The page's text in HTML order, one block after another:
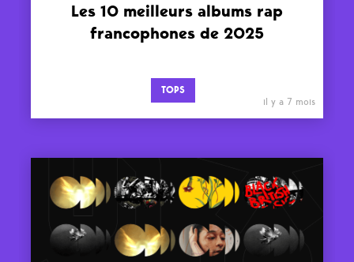
Les 10 meilleurs albums rap
francophones de 2025
TOPS
il y a 7 mois